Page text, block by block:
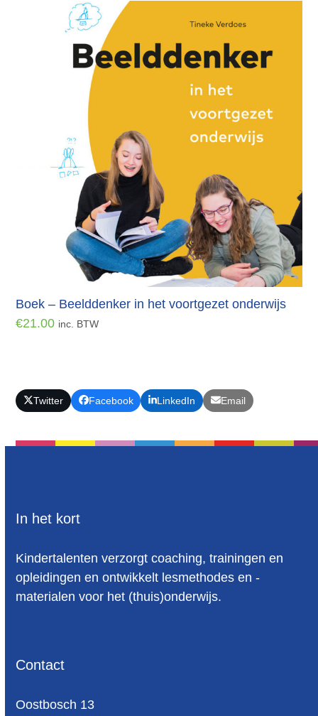
Boek – Beelddenker in het voortgezet onderwijs
€21.00 inc. BTW
Twitter Facebook LinkedIn Email
In het kort
Kindertalenten verzorgt coaching, trainingen en
opleidingen en ontwikkelt lesmethodes en -
materialen voor het (thuis)onderwijs.
Contact
Oost­bosch 13